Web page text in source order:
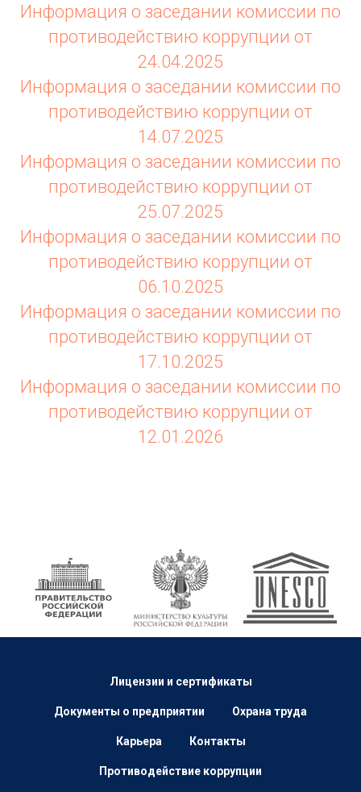
Информация о заседании комиссии по
противодействию коррупции от
24.04.2025
Информация о заседании комиссии по
противодействию коррупции от
14.07.2025
Информация о заседании комиссии по
противодействию коррупции от
25.07.2025
Информация о заседании комиссии по
противодействию коррупции от
06.10.2025
Информация о заседании комиссии по
противодействию коррупции от
17.10.2025
Информация о заседании комиссии по
противодействию коррупции от
12.01.2026
Лицензии и сертификаты
Документы о предприятии Охрана труда
Карьера Контакты
Противодействие коррупции